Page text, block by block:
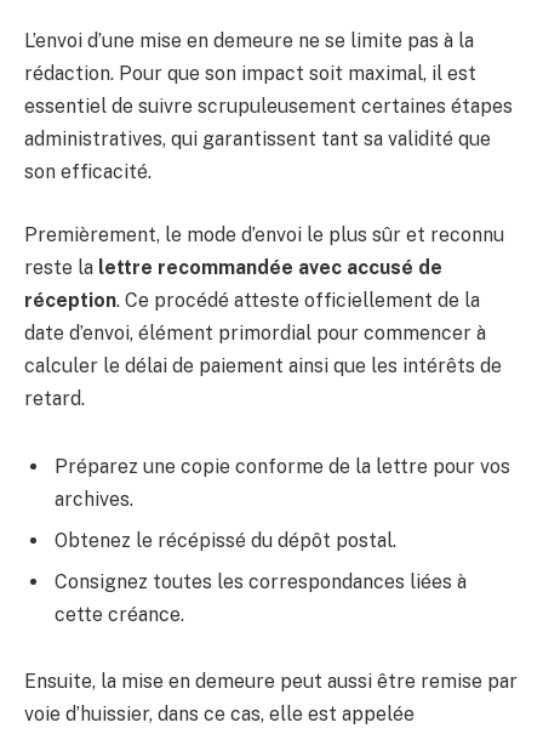
L’envoi d’une mise en demeure ne se limite pas à la
rédaction. Pour que son impact soit maximal, il est
essentiel de suivre scrupuleusement certaines étapes
administratives, qui garantissent tant sa validité que
son efficacité.
Premièrement, le mode d’envoi le plus sûr et reconnu
reste la lettre recommandée avec accusé de
réception. Ce procédé atteste officiellement de la
date d’envoi, élément primordial pour commencer à
calculer le délai de paiement ainsi que les intérêts de
retard.
Préparez une copie conforme de la lettre pour vos
archives.
Obtenez le récépissé du dépôt postal.
Consignez toutes les correspondances liées à
cette créance.
Ensuite, la mise en demeure peut aussi être remise par
voie d’huissier, dans ce cas, elle est appelée